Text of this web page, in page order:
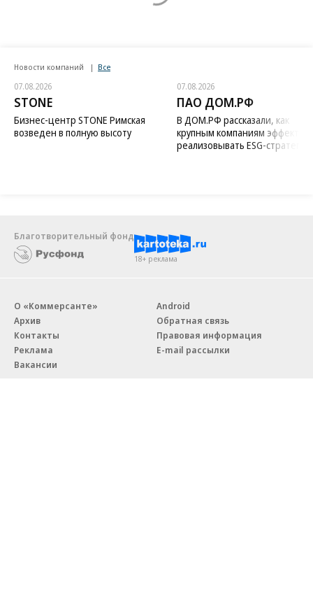
Новости компаний Все
07.08.2026
STONE
Бизнес-центр STONE Римская
возведен в полную высоту
07.08.2026
ПАО ДОМ.РФ
В ДОМ.РФ рассказали, как
крупным компаниям
реализовывать ESG-стратегию
Благотворительный фонд
18+ реклама
О «Коммерсанте»
Архив
Контакты
Реклама
Вакансии
Android
Обратная связь
Правовая информация
E-mail рассылки